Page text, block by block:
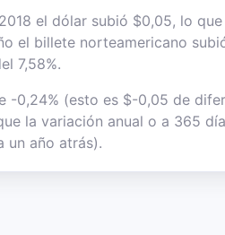
el dólar subió $0,05, lo
el billete norteamericano
7,58%.
-0,24% (esto es $-0,05 de
la variación anual o a 365
un año atrás).